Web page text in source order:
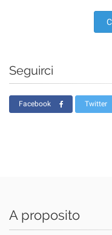
Seguirci
Facebook Twitter
A proposito